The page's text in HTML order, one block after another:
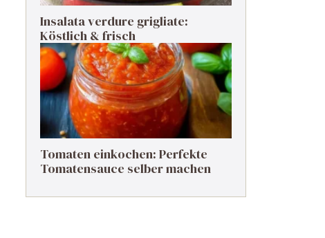
Insalata verdure grigliate:
Köstlich & frisch
Tomaten einkochen: Perfekte
Tomatensauce selber machen